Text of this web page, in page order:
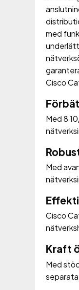
med
Cisco
Med 8
Med
Cisco
Kraft
Med